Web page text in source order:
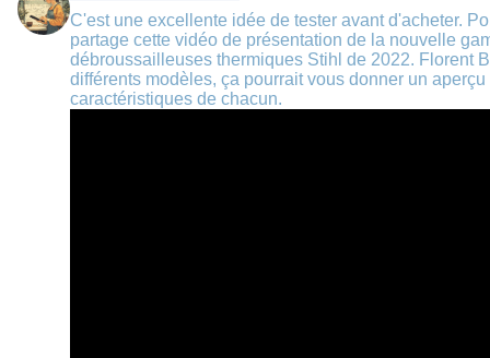
C'est une excellente idée de tester avant d'acheter.
partage cette vidéo de présentation de la nouvelle
débroussailleuses thermiques Stihl de 2022. Florent
différents modèles, ça pourrait vous donner un
caractéristiques de chacun.